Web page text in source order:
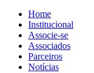
Home
Institucional
Associe-se
Associados
Parceiros
Notícias